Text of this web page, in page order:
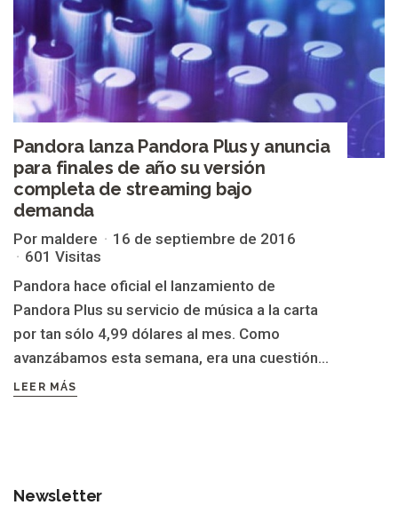
Pandora lanza Pandora Plus y anuncia
para finales de año su versión
completa de streaming bajo
demanda
Por maldere
16 de septiembre de 2016
601 Visitas
Pandora hace oficial el lanzamiento de
Pandora Plus su servicio de música a la carta
por tan sólo 4,99 dólares al mes. Como
avanzábamos esta semana, era una cuestión...
LEER MÁS
Newsletter